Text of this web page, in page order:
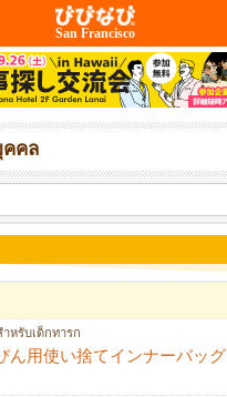
San Francisco
คล
หรับเด็กทารก
ん用使い捨てインナーバッグ